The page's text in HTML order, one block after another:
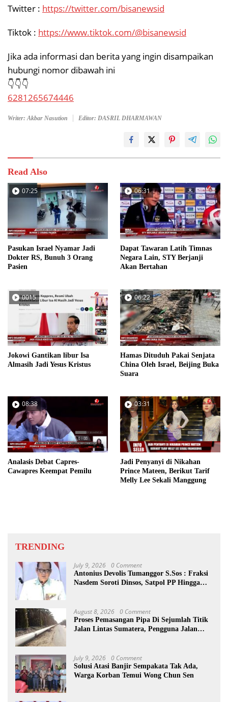
Twitter : https://twitter.com/bisanewsid
Tiktok : https://www.tiktok.com/@bisanewsid
Jika ada informasi dan berita yang ingin disampaikan
hubungi nomor dibawah ini
👇👇👇
6281265674446
Writer: Akbar Nasution Editor: DASRIL DHARMAWAN
Read Also
07:25
Pasukan Israel Nyamar Jadi
Dokter RS, Bunuh 3 Orang
Pasien
06:31
Dapat Tawaran Latih Timnas
Negara Lain, STY Berjanji
Akan Bertahan
0015
Jokowi Gantikan libur Isa
Almasih Jadi Yesus Kristus
06:22
Hamas Dituduh Pakai Senjata
China Oleh Israel, Beijing Buka
Suara
08:38
Analasis Debat Capres-
Cawapres Keempat Pemilu
03:31
Jadi Penyanyi di Nikahan
Prince Mateen, Berikut Tarif
Melly Lee Sekali Manggung
TRENDING
July 9, 2026 0 Comment
Antonius Devolis Tumanggor S.Sos : Fraksi
Nasdem Soroti Dinsos, Satpol PP Hingga
August 8, 2026 0 Comment
Proses Pemasangan Pipa Di Sejumlah Titik
Jalan Lintas Sumatera, Pengguna Jalan
July 9, 2026 0 Comment
Solusi Atasi Banjir Sempakata Tak Ada,
Warga Korban Temui Wong Chun Sen